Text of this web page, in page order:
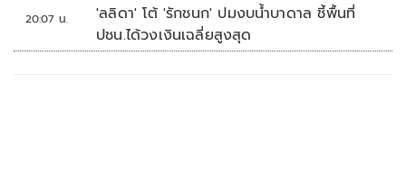
20:07 น.
'ลลิดา' โต้ 'รักชนก' ปมงบน้ำบาดาล ชี้พื้นที่
ปชน.ได้วงเงินเฉลี่ยสูงสุด